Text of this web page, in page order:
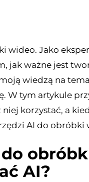
wideo. Jako
jak ważne jest
wiedzą na
W tym artykule
korzystać, a
AI do obróbki
AI?